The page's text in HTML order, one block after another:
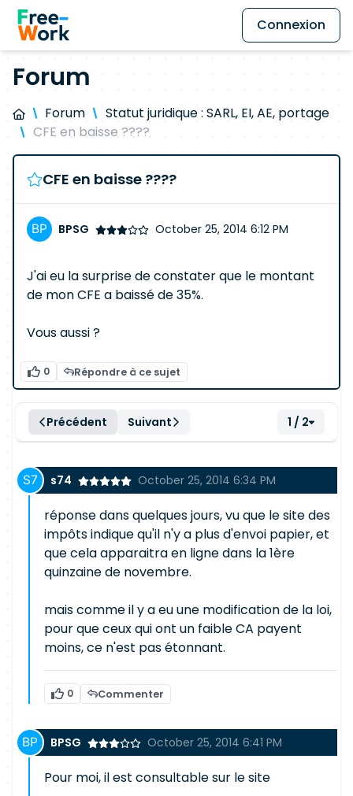
Connexion
Forum
Forum
Statut juridique : SARL, EI, AE, portage
CFE en baisse ????
CFE en baisse ????
BPSG October 25, 2014 6:12 PM
J'ai eu la surprise de constater que le montant
de mon CFE a baissé de 35%.
Vous aussi ?
0 Répondre à ce sujet
Précédent Suivant 1 / 2
s74 October 25, 2014 6:34 PM
réponse dans quelques jours, vu que le site des
impôts indique qu'il n'y a plus d'envoi papier, et
que cela apparaitra en ligne dans la 1ère
quinzaine de novembre.
mais comme il y a eu une modification de la loi,
pour que ceux qui ont un faible CA payent
moins, ce n'est pas étonnant.
0 Commenter
BPSG October 25, 2014 6:41 PM
Pour moi, il est consultable sur le site